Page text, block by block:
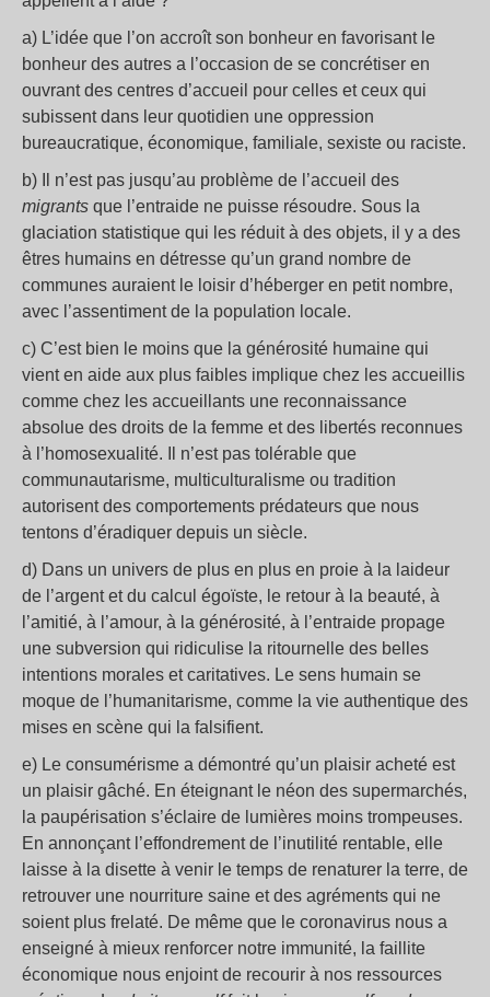
a) L’idée que l’on accroît son bonheur en favorisant le
bonheur des autres a l’occasion de se concrétiser en
ouvrant des centres d’accueil pour celles et ceux qui
subissent dans leur quotidien une oppression
bureaucratique, économique, familiale, sexiste ou raciste.
b) Il n’est pas jusqu’au problème de l’accueil des
migrants que l’entraide ne puisse résoudre. Sous la
glaciation statistique qui les réduit à des objets, il y a des
êtres humains en détresse qu’un grand nombre de
communes auraient le loisir d’héberger en petit nombre,
avec l’assentiment de la population locale.
c) C’est bien le moins que la générosité humaine qui
vient en aide aux plus faibles implique chez les accueillis
comme chez les accueillants une reconnaissance
absolue des droits de la femme et des libertés reconnues
à l’homosexualité. Il n’est pas tolérable que
communautarisme, multiculturalisme ou tradition
autorisent des comportements prédateurs que nous
tentons d’éradiquer depuis un siècle.
d) Dans un univers de plus en plus en proie à la laideur
de l’argent et du calcul égoïste, le retour à la beauté, à
l’amitié, à l’amour, à la générosité, à l’entraide propage
une subversion qui ridiculise la ritournelle des belles
intentions morales et caritatives. Le sens humain se
moque de l’humanitarisme, comme la vie authentique des
mises en scène qui la falsifient.
e) Le consumérisme a démontré qu’un plaisir acheté est
un plaisir gâché. En éteignant le néon des supermarchés,
la paupérisation s’éclaire de lumières moins trompeuses.
En annonçant l’effondrement de l’inutilité rentable, elle
laisse à la disette à venir le temps de renaturer la terre, de
retrouver une nourriture saine et des agréments qui ne
soient plus frelaté. De même que le coronavirus nous a
enseigné à mieux renforcer notre immunité, la faillite
économique nous enjoint de recourir à nos ressources